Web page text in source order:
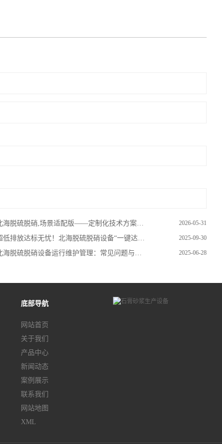
脱硫脱硝,场景适配版——定制化技术方案，覆盖全行业烟气治理 2026-05-31
排放达标无忧！北海脱硫脱硝设备“一键达标”，助企业稳过环保督查 2025-09-30
脱硫脱硝设备运行维护管理：常见问题与解决方案 2025-06-28
底部导航
网站首页
关于我们
产品中心
新闻动态
案例展示
联系我们
网站地图
XML